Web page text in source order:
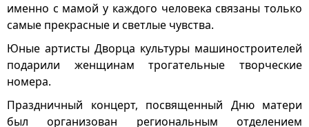
именно с мамой у каждого человека связаны только
самые прекрасные и светлые чувства.
Юные артисты Дворца культуры машиностроителей
подарили женщинам трогательные творческие
номера.
Праздничный концерт, посвященный Дню матери
был организован региональным отделением